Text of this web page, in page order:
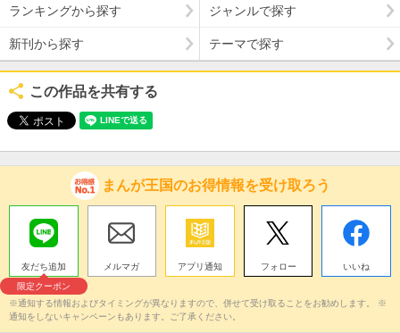
ランキングから探す ジャンルで探す
新刊から探す テーマで探す
この作品を共有する
まんが王国のお得情報を受け取ろう
友だち追加
限定クーポン
メルマガ アプリ通知 フォロー いいね
※通知する情報およびタイミングが異なりますので、併せて受け取ることをお勧めします。 ※
通知をしないキャンペーンもあります。ご了承ください。